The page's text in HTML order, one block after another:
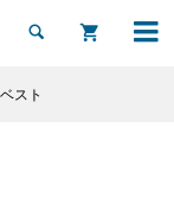
 
スト